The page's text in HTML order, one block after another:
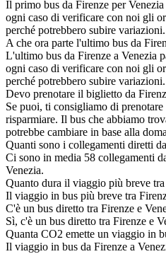
Il primo bus da Firenze per
ogni caso di verificare con noi gli
perché potrebbero subire variazioni.
A che ora parte l'ultimo bus da
L'ultimo bus da Firenze a Venezia
ogni caso di verificare con noi gli
perché potrebbero subire variazioni.
Devo prenotare il biglietto da
Se puoi, ti consigliamo di
risparmiare. Il bus che abbiamo
potrebbe cambiare in base alla
Quanti sono i collegamenti diretti
Ci sono in media 58 collegamenti
Venezia.
Quanto dura il viaggio più breve
Il viaggio in bus più breve tra
C'è un bus diretto tra Firenze e
Sì, c'è un bus diretto tra Firenze e
Quanta CO2 emette un viaggio in
Il viaggio in bus da Firenze a